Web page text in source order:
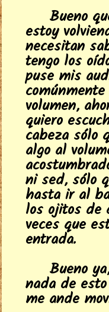
Bueno
estoy
necesitan
tengo los
puse mis
volumen,
quiero
cabeza sólo
algo al
ni sed, sólo
hasta ir al
los ojitos de
veces que
entrada.
Bueno
nada de
me ande